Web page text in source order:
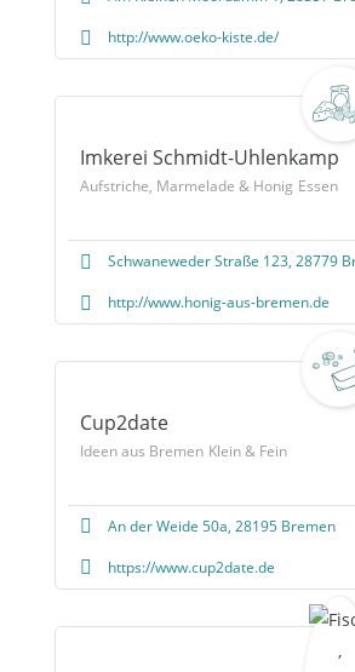
http://www.oeko-kiste.de/
Imkerei Schmidt-Uhlenkamp
Aufstriche, Marmelade & Honig Essen
Schwaneweder Straße 123, 28779
http://www.honig-aus-bremen.de
Cup2date
Ideen aus Bremen Klein & Fein
An der Weide 50a, 28195 Bremen
https://www.cup2date.de